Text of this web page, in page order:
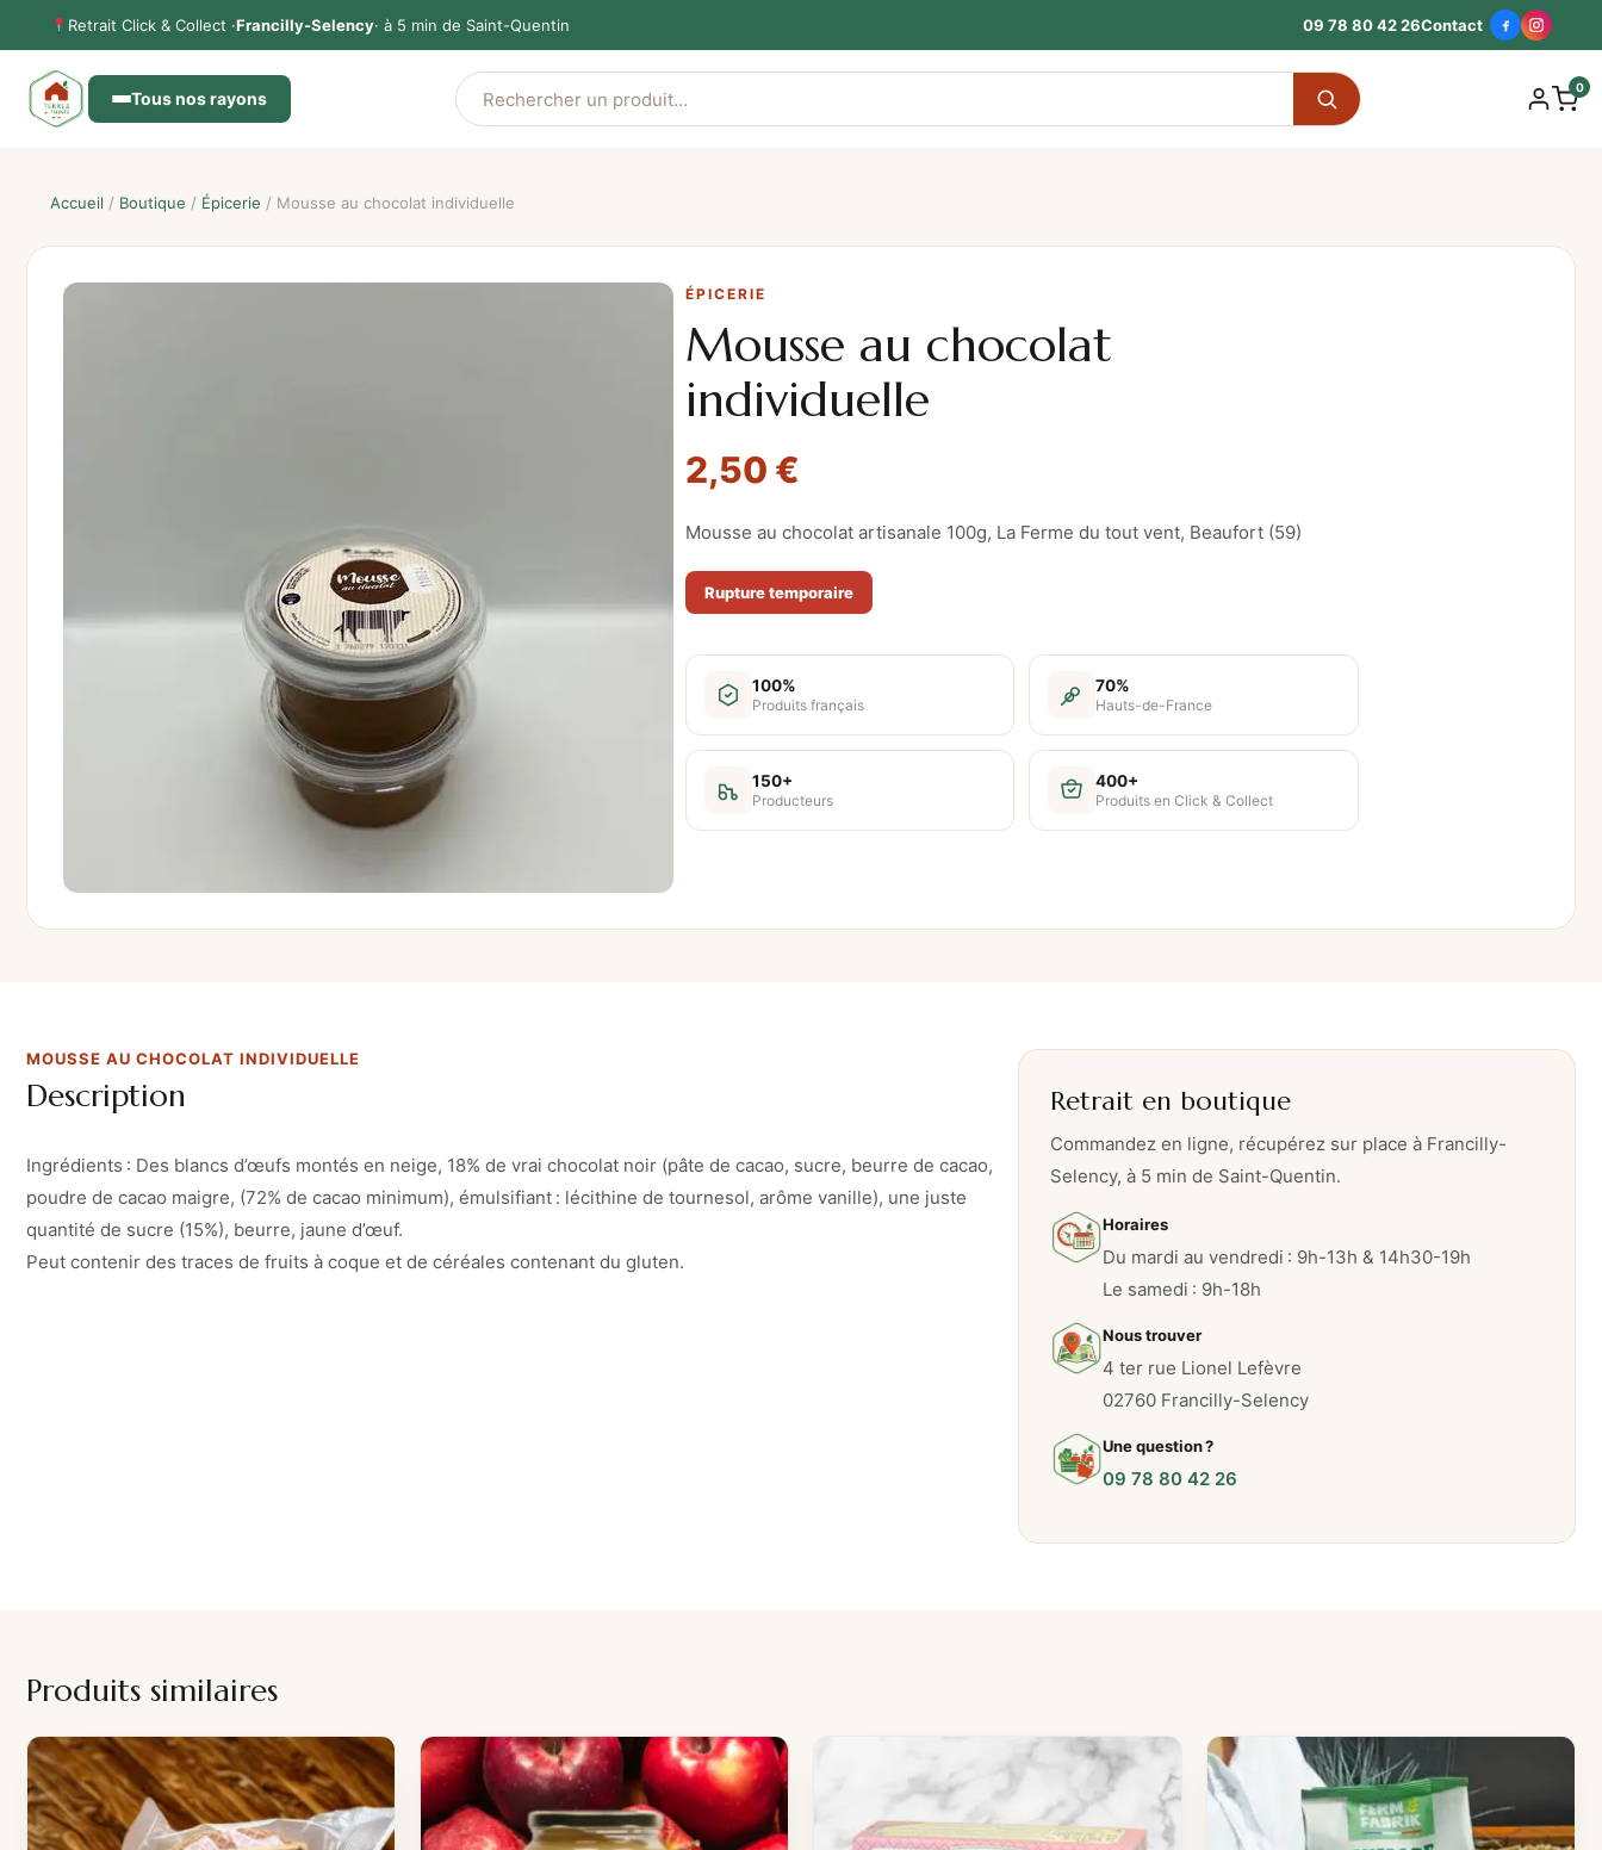
au
contenu
Retrait Click & Collect ·Francilly-Selency· à 5 min de Saint-Quentin 09 78 80 42 26Contact
Tous nos rayons
0
Accueil / Boutique / Épicerie / Mousse au chocolat individuelle
ÉPICERIE
Mousse au chocolat
individuelle
2,50 €
Mousse au chocolat artisanale 100g, La Ferme du tout vent, Beaufort (59)
Rupture temporaire
100%
Produits français
70%
Hauts-de-France
150+
Producteurs
400+
Produits en Click & Collect
MOUSSE AU CHOCOLAT INDIVIDUELLE
Description
Ingrédients : Des blancs d’œufs montés en neige, 18% de vrai chocolat noir (pâte de cacao, sucre, beurre de cacao,
poudre de cacao maigre, (72% de cacao minimum), émulsifiant : lécithine de tournesol, arôme vanille), une juste
quantité de sucre (15%), beurre, jaune d’œuf.
Peut contenir des traces de fruits à coque et de céréales contenant du gluten.
Retrait en boutique
Commandez en ligne, récupérez sur place à Francilly-
Selency, à 5 min de Saint-Quentin.
Horaires
Du mardi au vendredi : 9h-13h & 14h30-19h
Le samedi : 9h-18h
Nous trouver
4 ter rue Lionel Lefèvre
02760 Francilly-Selency
Une question ?
09 78 80 42 26
Produits similaires